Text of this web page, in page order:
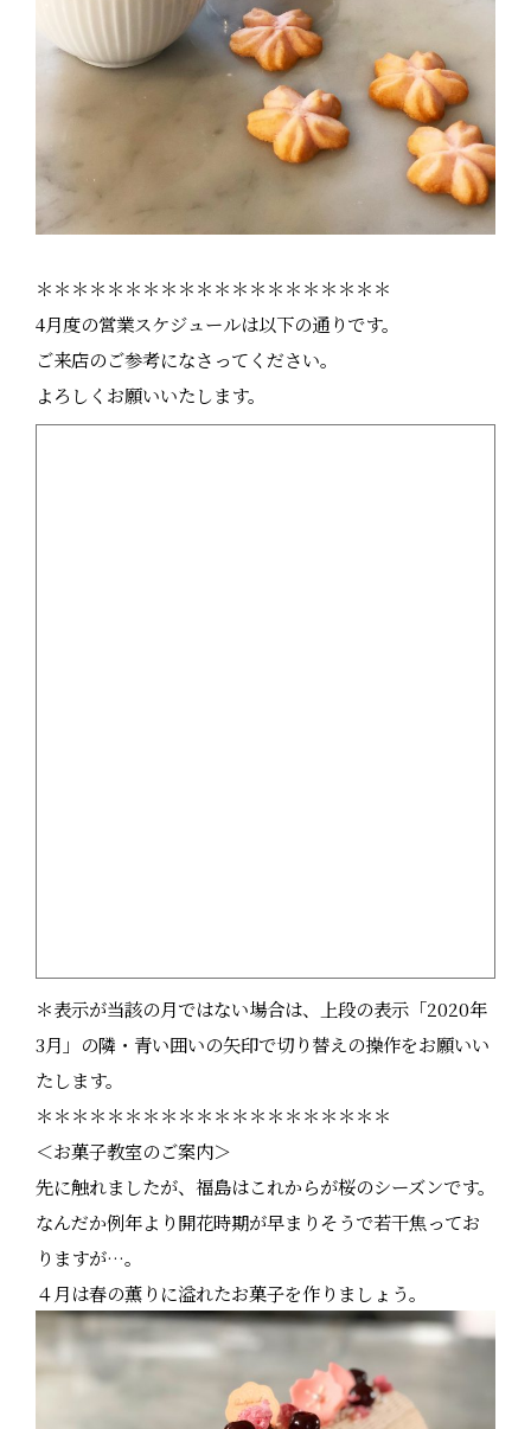
＊＊＊＊＊＊＊＊＊＊＊＊＊＊＊＊＊＊＊＊
4月度の営業スケジュールは以下の通りです。
ご来店のご参考になさってください。
よろしくお願いいたします。
＊表示が当該の月ではない場合は、上段の表示「2020年
3月」の隣・青い囲いの矢印で切り替えの操作をお願いい
たします。
＊＊＊＊＊＊＊＊＊＊＊＊＊＊＊＊＊＊＊＊
＜お菓子教室のご案内＞
先に触れましたが、福島はこれからが桜のシーズンです。
なんだか例年より開花時期が早まりそうで若干焦ってお
りますが…。
４月は春の薫りに溢れたお菓子を作りましょう。